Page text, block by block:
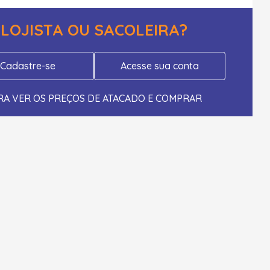
LOJISTA OU SACOLEIRA?
Cadastre-se Acesse sua conta
VER OS PREÇOS DE ATACADO E COMPRAR